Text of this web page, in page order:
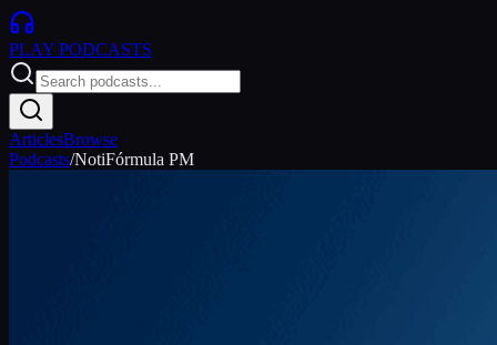
PLAY PODCASTS
ArticlesBrowse
Podcasts/NotiFórmula PM